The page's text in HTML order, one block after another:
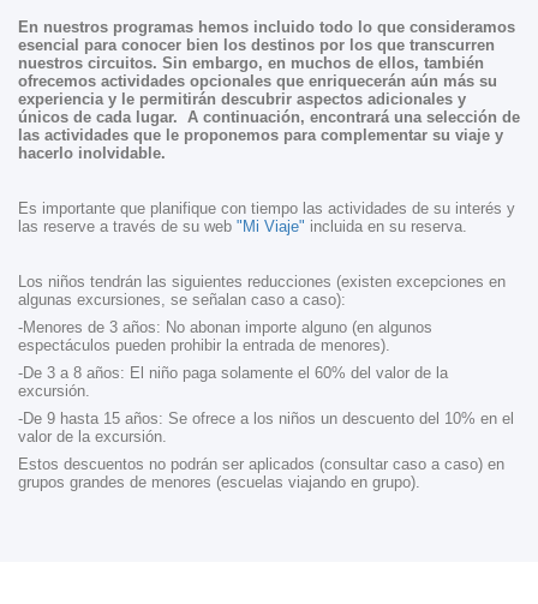
En nuestros programas hemos incluido todo lo que consideramos
esencial para conocer bien los destinos por los que transcurren
nuestros circuitos. Sin embargo, en muchos de ellos, también
ofrecemos actividades opcionales que enriquecerán aún más su
experiencia y le permitirán descubrir aspectos adicionales y
únicos de cada lugar. A continuación, encontrará una selección de
las actividades que le proponemos para complementar su viaje y
hacerlo inolvidable.
Es importante que planifique con tiempo las actividades de su interés y
las reserve a través de su web "Mi Viaje" incluida en su reserva.
Los niños tendrán las siguientes reducciones (existen excepciones en
algunas excursiones, se señalan caso a caso):
-Menores de 3 años: No abonan importe alguno (en algunos
espectáculos pueden prohibir la entrada de menores).
-De 3 a 8 años: El niño paga solamente el 60% del valor de la
excursión.
-De 9 hasta 15 años: Se ofrece a los niños un descuento del 10% en el
valor de la excursión.
Estos descuentos no podrán ser aplicados (consultar caso a caso) en
grupos grandes de menores (escuelas viajando en grupo).